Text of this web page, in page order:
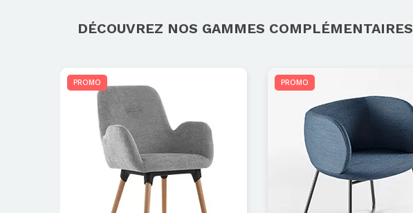
DÉCOUVREZ NOS GAMMES COMPLÉMENTAIRES
PROMO PROMO